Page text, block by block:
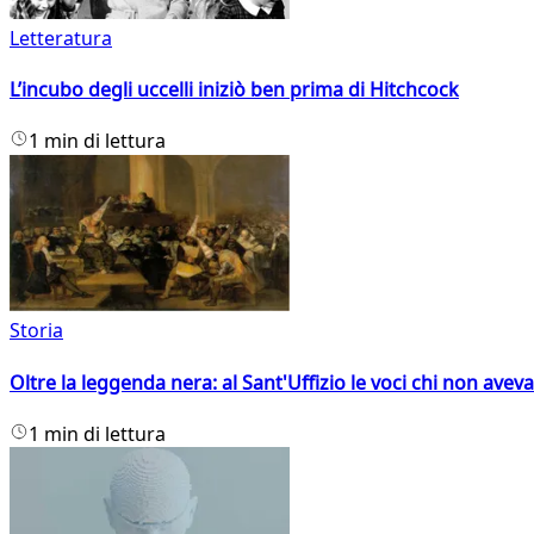
Letteratura
L’incubo degli uccelli iniziò ben prima di Hitchcock
1 min di lettura
Storia
Oltre la leggenda nera: al Sant'Uffizio le voci chi non
1 min di lettura